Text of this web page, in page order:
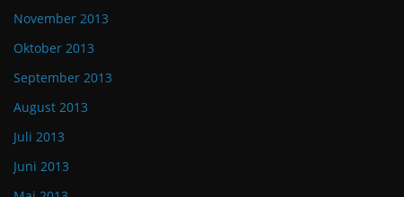
November 2013
Oktober 2013
September 2013
August 2013
Juli 2013
Juni 2013